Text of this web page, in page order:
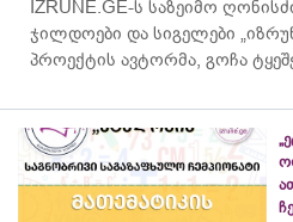
IZRUNE.GE-ს საზეიმო
ჯილდოები და სიგელები
პროექტის ავტორმა, გოჩა